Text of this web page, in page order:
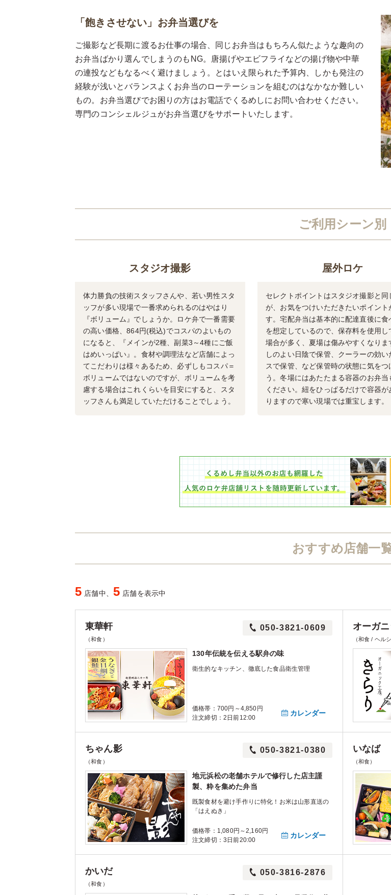
「飽きさせない」お弁当選びを
ご撮影など長期に渡るお仕事の場合、同じお弁当はもちろん似たような趣向の
お弁当ばかり選んでしまうのもNG。唐揚げやエビフライなどの揚げ物や中華
の連投などもなるべく避けましょう。とはいえ限られた予算内、しかも発注の
経験が浅いとバランスよくお弁当のローテーションを組むのはなかなか難しい
もの。お弁当選びでお困りの方はお電話でくるめしにお問い合わせください。
専門のコンシェルジュがお弁当選びをサポートいたします。
ご利用シーン別
スタジオ撮影
体力勝負の技術スタッフさんや、若い男性スタ
ッフが多い現場で一番求められるのはやはり
『ボリューム』でしょうか。ロケ弁で一番需要
の高い価格、864円(税込)でコスパのよいもの
になると、『メインが2種、副菜3～4種にご飯
はめいっぱい』。食材や調理法など店舗によっ
てこだわりは様々あるため、必ずしもコスパ＝
ボリュームではないのですが、ボリュームを考
慮する場合はこれくらいを目安にすると、スタ
ッフさんも満足していただけることでしょう。
屋外ロケ
セレクトポイントはスタジオ撮影と同
が、お気をつけいただきたいポイント
す。宅配弁当は基本的に配達直後に食
を想定しているので、保存料を使用し
場合が多く、夏場は傷みやすくなりま
しのよい日陰で保管、クーラーの効い
スで保管、など保管時の状態に気をつ
う。冬場にはあたたまる容器のお弁当
ください。紐をひっぱるだけで容器が
りますので寒い現場では重宝します。
おすすめ店舗一
5 店舗中、 5 店舗を表示中
東華軒
（和食）
050-3821-0609
130年伝統を伝える駅弁の味
衛生的なキッチン、徹底した食品衛生管理
価格帯：700円～4,850円
注文締切：2日前12:00
カレンダー
オーガ
（和食 / ヘルシ
ちゃん影
（和食）
050-3821-0380
地元浜松の老舗ホテルで修行した店主謹
製、粋を集めた弁当
既製食材を避け手作りに特化！お米は山形直送の
「はえぬき」
価格帯：1,080円～2,160円
注文締切：3日前20:00
カレンダー
いなば
（和食）
かいだ
（和食）
050-3816-2876